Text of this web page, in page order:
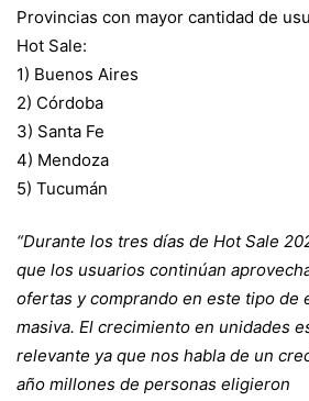
Provincias con mayor cantidad de
Hot Sale:
1) Buenos Aires
2) Córdoba
3) Santa Fe
4) Mendoza
5) Tucumán
“Durante los tres días de Hot Sale
que los usuarios continúan
ofertas y comprando en este tipo de
masiva. El crecimiento en unidades
relevante ya que nos habla de un
año millones de personas eligieron